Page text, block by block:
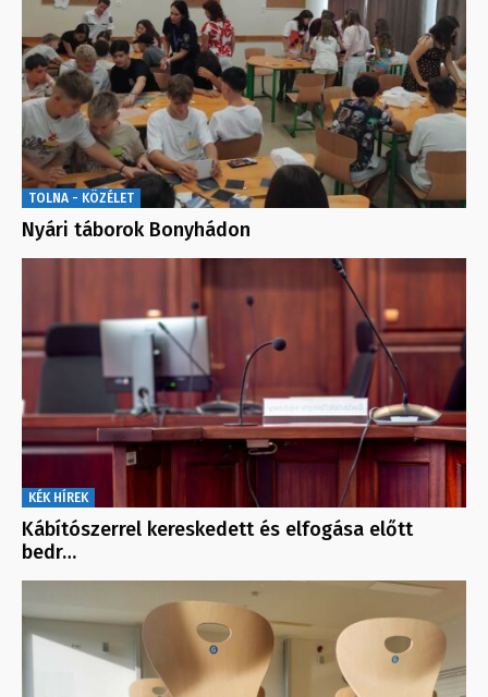
TOLNA - KÖZÉLET
Nyári táborok Bonyhádon
KÉK HÍREK
Kábítószerrel kereskedett és elfogása előtt
bedr…